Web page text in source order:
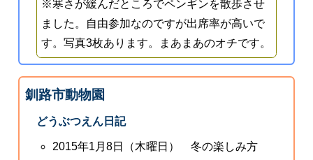
※寒さが緩んだところでペンギンを散歩させ
ました。自由参加なのですが出席率が高いで
す。写真3枚あります。まあまあのオチです。
釧路市動物園
どうぶつえん日記
2015年1月8日（木曜日） 冬の楽しみ方